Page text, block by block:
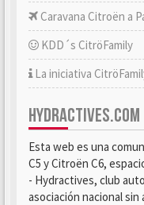
Caravana Citroën a
KDD´s CitröFamily
La iniciativa
HYDRACTIVES.COM
Esta web es una
C5 y Citroën C6,
- Hydractives, club
asociación nacional sin